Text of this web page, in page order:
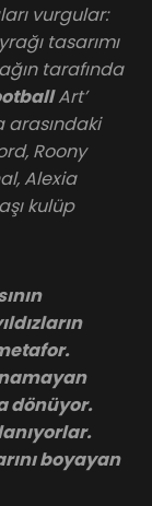
vurgular:
tasarımı
tarafında
Art’
arasındaki
Roony
Alexia
kulüp
dönüyor.
boyayan